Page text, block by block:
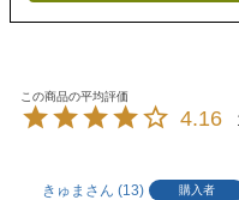
4.16
きゅま 13 購入者